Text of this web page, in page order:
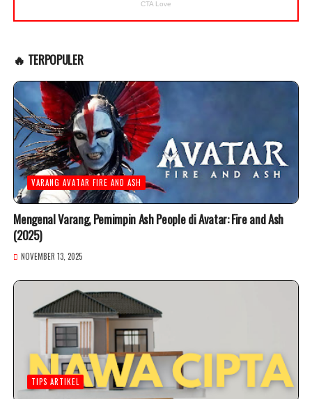
🔥 TERPOPULER
VARANG AVATAR FIRE AND ASH
Mengenal Varang, Pemimpin Ash People di Avatar: Fire and Ash
(2025)
NOVEMBER 13, 2025
TIPS ARTIKEL